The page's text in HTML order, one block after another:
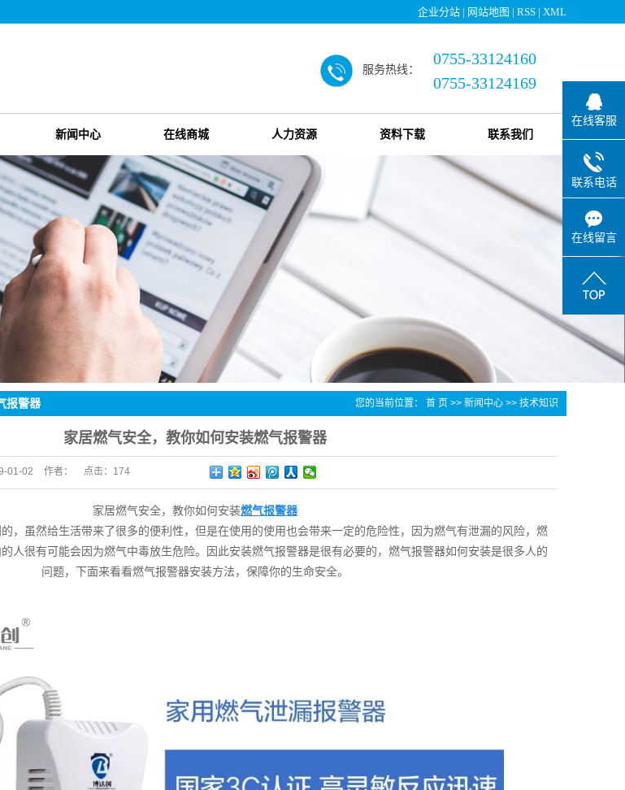
企业分站 | 网站地图 | RSS | XML
服务热线：
0755-33124160
0755-33124169
新闻中心
公司新闻
行业新闻
技术知识
在线商城
淘宝店铺
阿里店铺
人力资源 资料下载 联系我们
报警器 您的当前位置： 首 页 >> 新闻中心 >> 技术知识
家居燃气安全，教你如何安装燃气报警器
01-02 作者： 点击： 174
家居燃气安全，教你如何安装燃气报警器
，虽然给生活带来了很多的便利性，但是在使用的使用也会带来一定的危险性，因为燃气有泄漏的风险，燃
人很有可能会因为燃气中毒放生危险。因此安装燃气报警器是很有必要的， 燃气报警器如何安装是很多人的
问题，
下面来看看燃气报警器安装方法，保障你的生命安全。
在线客服
联系电话
在线留言